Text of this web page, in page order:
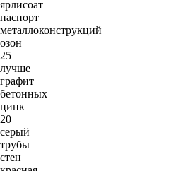
ярлисоат
паспорт
металлоконструкций
озон
25
лучше
графит
бетонных
цинк
20
серый
трубы
стен